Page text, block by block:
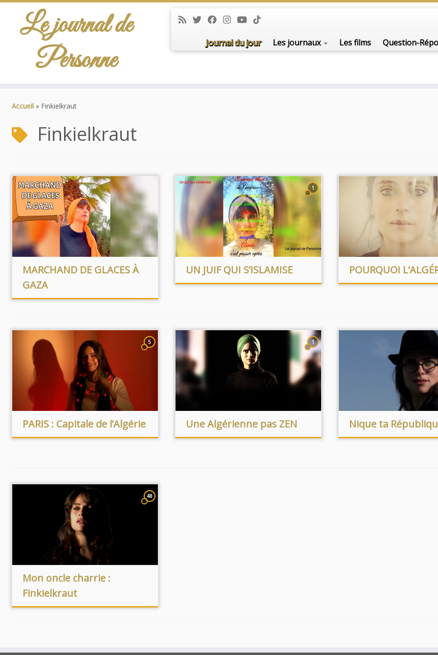
Le journal de
Personne
Journal du jour Les journaux Les films Question-
Accueil » Finkielkraut
Finkielkraut
MARCHAND DE GLACES À
GAZA
1
UN JUIF QUI S’ISLAMISE POURQUOI
5
PARIS : Capitale de l’Algérie
1
Une Algérienne pas ZEN Nique ta
48
Mon oncle charrie :
Finkielkraut